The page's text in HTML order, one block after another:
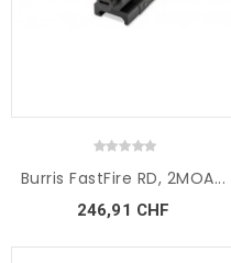
Burris FastFire RD, 2MOA...
246,91 CHF